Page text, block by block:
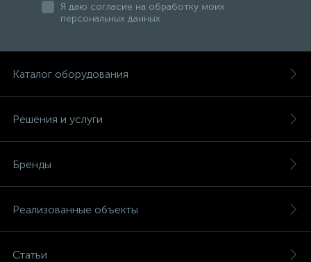
Я даю согласие на обработку моих
персональных данных
Каталог оборудования
Решения и услуги
Бренды
Реализованные объекты
Статьи